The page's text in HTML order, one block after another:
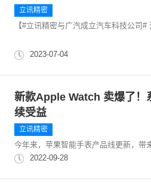
立讯精密
【#立讯精密与广汽成立汽车科技公司#
2023-07-04
新款Apple Watch 卖爆了！
续受益
立讯精密
今年来，苹果智能手表产品线更新，
2022-09-28